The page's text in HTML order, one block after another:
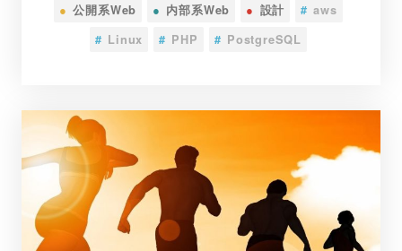
● 公開系Web ● 内部系Web ● 設計 # aws
# Linux # PHP # PostgreSQL